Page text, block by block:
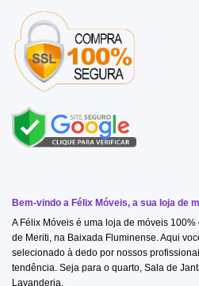
Bem-vindo a Félix Móveis, a sua loja de
A Félix Móveis é uma loja de móveis
de Meriti, na Baixada Fluminense. Aqui
selecionado à dedo por nossos
tendência. Seja para o quarto, Sala de
Lavanderia.